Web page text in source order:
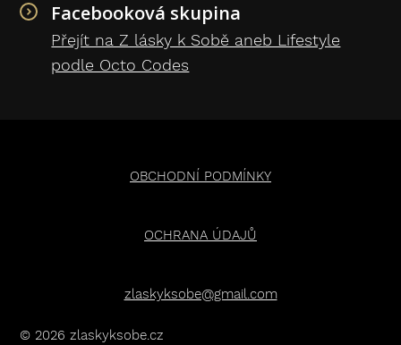
Facebooková skupina
Přejít na Z lásky k Sobě aneb Lifestyle
podle Octo Codes
OBCHODNÍ PODMÍNKY
OCHRANA ÚDAJŮ
zlaskyksobe@gmail.com
© 2026 zlaskyksobe.cz